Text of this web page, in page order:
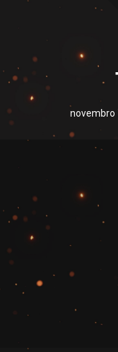
novembro